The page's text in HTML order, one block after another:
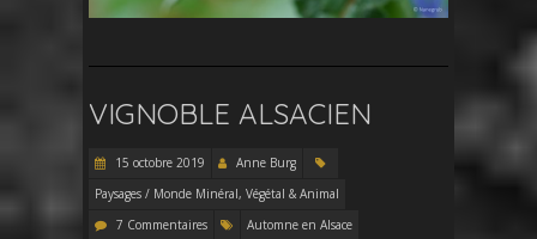
VIGNOBLE ALSACIEN
15 octobre 2019
Anne Burg
Paysages / Monde Minéral, Végétal & Animal
7 Commentaires
Automne en Alsace